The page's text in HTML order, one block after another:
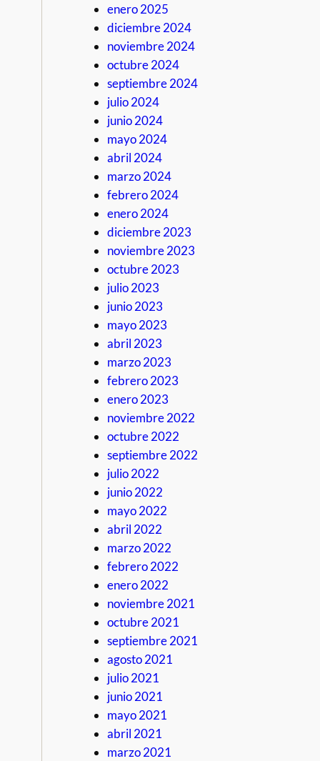
enero 2025
diciembre 2024
noviembre 2024
octubre 2024
septiembre 2024
julio 2024
junio 2024
mayo 2024
abril 2024
marzo 2024
febrero 2024
enero 2024
diciembre 2023
noviembre 2023
octubre 2023
julio 2023
junio 2023
mayo 2023
abril 2023
marzo 2023
febrero 2023
enero 2023
noviembre 2022
octubre 2022
septiembre 2022
julio 2022
junio 2022
mayo 2022
abril 2022
marzo 2022
febrero 2022
enero 2022
noviembre 2021
octubre 2021
septiembre 2021
agosto 2021
julio 2021
junio 2021
mayo 2021
abril 2021
marzo 2021